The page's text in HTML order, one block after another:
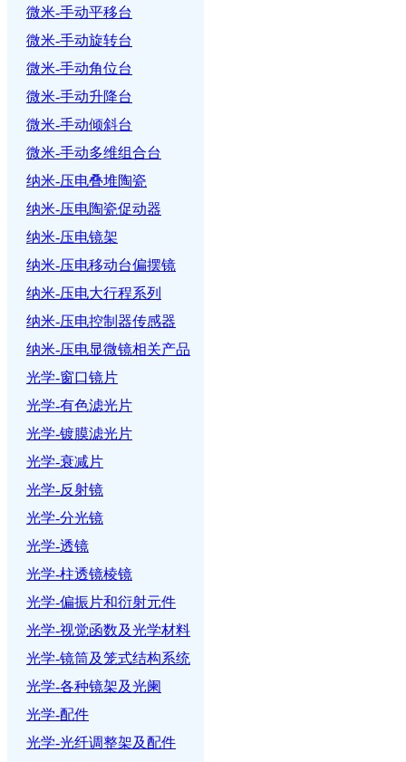
微米-手动平移台
微米-手动旋转台
微米-手动角位台
微米-手动升降台
微米-手动倾斜台
微米-手动多维组合台
纳米-压电叠堆陶瓷
纳米-压电陶瓷促动器
纳米-压电镜架
纳米-压电移动台偏摆镜
纳米-压电大行程系列
纳米-压电控制器传感器
纳米-压电显微镜相关产品
光学-窗口镜片
光学-有色滤光片
光学-镀膜滤光片
光学-衰减片
光学-反射镜
光学-分光镜
光学-透镜
光学-柱透镜棱镜
光学-偏振片和衍射元件
光学-视觉函数及光学材料
光学-镜筒及笼式结构系统
光学-各种镜架及光阑
光学-配件
光学-光纤调整架及配件